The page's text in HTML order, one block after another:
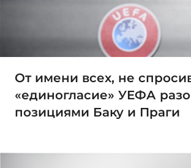
От имени всех, не
«единогласие» УЕФА
позициями Баку и Праги